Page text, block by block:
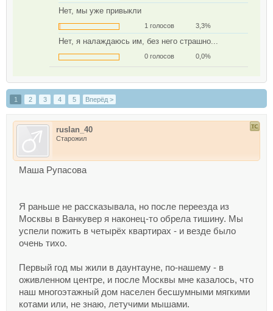
Нет, мы уже привыкли
1 голосов 3,3%
Нет, я налаждаюсь им, без него страшно...
0 голосов 0,0%
1 2 3 4 5 Вперёд >
ruslan_40
Старожил
Маша Рупасова
Я раньше не рассказывала, но после переезда из
Москвы в Ванкувер я наконец-то обрела тишину. Мы
успели пожить в четырёх квартирах - и везде было
очень тихо.
Первый год мы жили в даунтауне, по-нашему - в
оживленном центре, и после Москвы мне казалось, что
наш многоэтажный дом населен бесшумными мягкими
котами или, не знаю, летучими мышами.